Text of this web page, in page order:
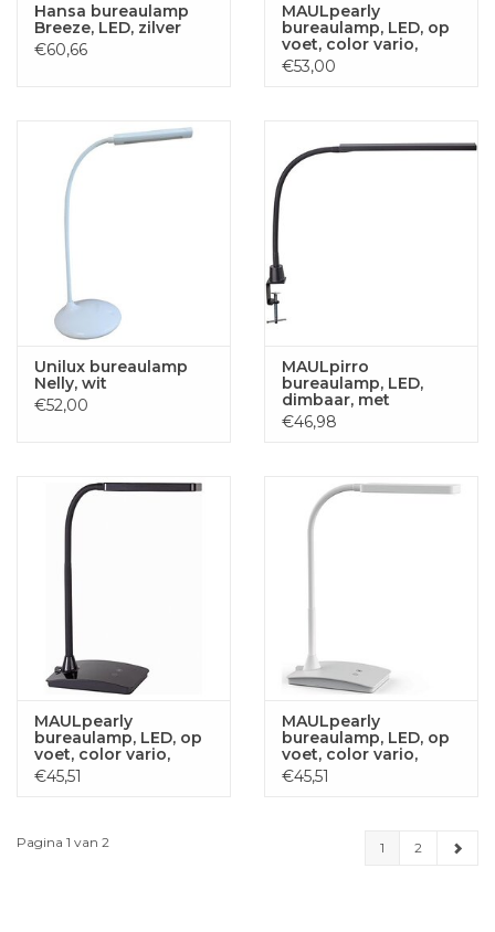
Hansa bureaulamp
Breeze, LED, zilver
€60,66
MAULpearly
bureaulamp, LED, op
voet, color vario,
dimbaar, zilver
€53,00
Unilux bureaulamp
Nelly, wit
€52,00
MAULpirro
bureaulamp, LED,
dimbaar, met
tafelklem, zwart
€46,98
MAULpearly
bureaulamp, LED, op
voet, color vario,
dimbaar, zwart
€45,51
MAULpearly
bureaulamp, LED, op
voet, color vario,
dimbaar wit
€45,51
Pagina 1 van 2 1 2